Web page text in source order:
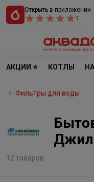
Открыть в приложении
1
АКЦИИ ⭐ КОТЛЫ
Фильтры для воды
12 товаров